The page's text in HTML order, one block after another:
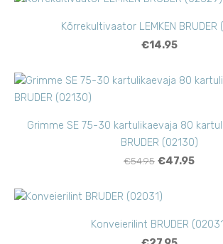
Kõrrekultivaator LEMKEN BRUDER
€14.95
Grimme SE 75-30 kartulikaevaja 80
BRUDER (02130)
€54.95 €47.95
Konveierilint BRUDER